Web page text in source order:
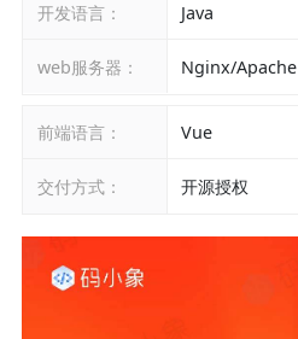
开发语言： Java
web服务器： Nginx/Apache
前端语言： Vue
交付方式： 开源授权